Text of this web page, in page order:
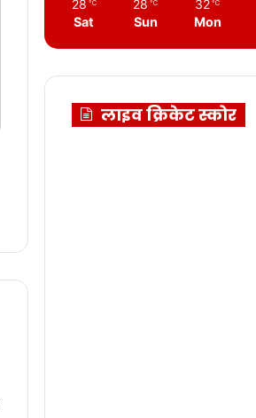
28 ℃
Sat
28 ℃
Sun
32 ℃
Mon
लाइव क्रिकेट स्कोर